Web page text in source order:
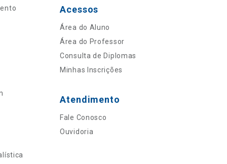
Acessos
Área do Aluno
Área do Professor
Consulta de Diplomas
Minhas Inscrições
Atendimento
Fale Conosco
Ouvidoria